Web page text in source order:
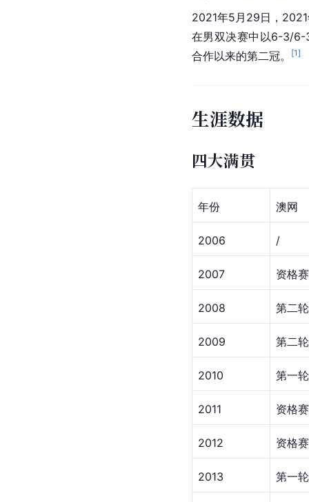
2021年5月29日，
在男双决赛中以6-3/6-
合作以来的第二冠。
[1]
生涯数据
四大满贯
年份 澳网
2006 /
2007 资格
2008 第二轮
2009 第二轮
2010 第一轮
2011 资格
2012 资格
2013 第一轮